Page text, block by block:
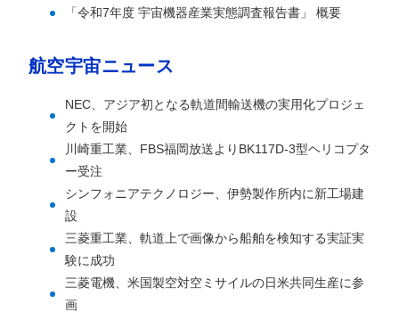
「令和7年度 宇宙機器産業実態調査報告書」 概要
航空宇宙ニュース
NEC、アジア初となる軌道間輸送機の実用化プロジェ
クトを開始
川崎重工業、FBS福岡放送よりBK117D-3型ヘリコプタ
ー受注
シンフォニアテクノロジー、伊勢製作所内に新工場建
設
三菱重工業、軌道上で画像から船舶を検知する実証実
験に成功
三菱電機、米国製空対空ミサイルの日米共同生産に参
画